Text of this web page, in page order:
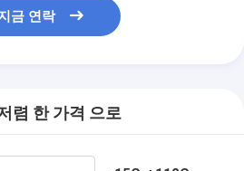
금 연락
렴 한 가격 으로